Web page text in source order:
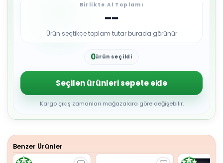
Birlikte Al Toplamı
--
Ürün seçtikçe toplam tutar burada görünür
0
2
3
4
5
6
8
ürün seçildi
Seçilen ürünleri sepete ekle
Kargo çıkış zamanları mağazalara göre değişebilir.
Benzer Ürünler